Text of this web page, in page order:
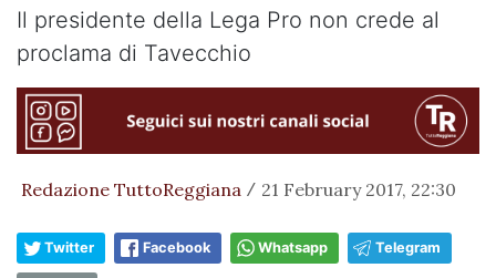
Il presidente della Lega Pro non crede al
proclama di Tavecchio
Redazione TuttoReggiana / 21 February 2017, 22:30
Twitter Facebook Whatsapp Telegram